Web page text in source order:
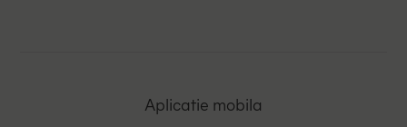
Aplicatie mobila